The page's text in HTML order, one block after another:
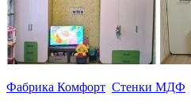
Фабрика Комфорт Стенки МДФ